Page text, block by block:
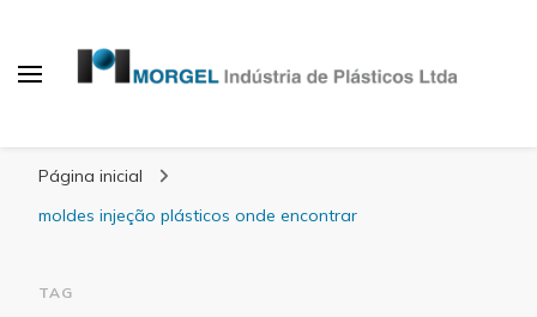
Página inicial
moldes injeção plásticos onde encontrar
TAG